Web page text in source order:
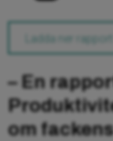
Ladda ner rapport
– En
om